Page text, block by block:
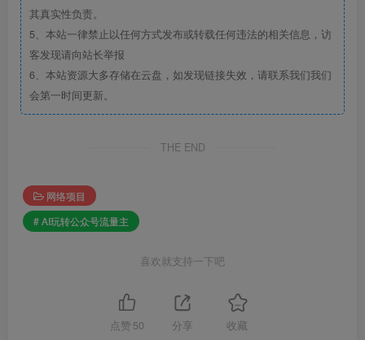
其真实性负责。
5、本站一律禁止以任何方式发布或转载任何违法的相关信息，访
客发现请向站长举报
6、本站资源大多存储在云盘，如发现链接失效，请联系我们我们
会第一时间更新。
THE END
网络项目
# AI玩转公众号流量主
喜欢就支持一下吧
点赞 50 分享 收藏